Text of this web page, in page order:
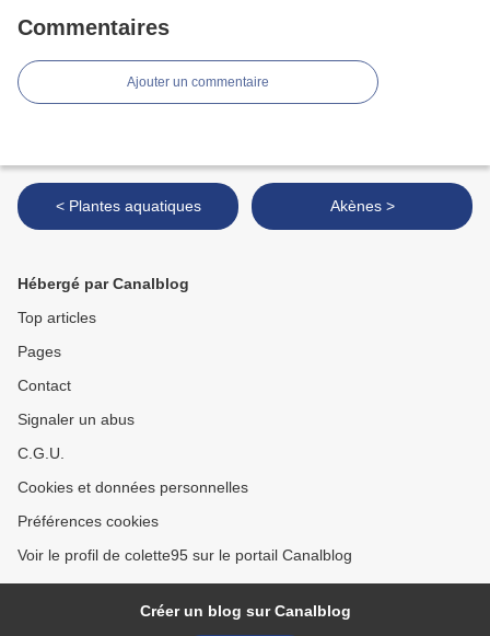
Commentaires
Ajouter un commentaire
< Plantes aquatiques Akènes >
Hébergé par Canalblog
Top articles
Pages
Contact
Signaler un abus
C.G.U.
Cookies et données personnelles
Préférences cookies
Voir le profil de colette95 sur le portail Canalblog
Créer un blog sur Canalblog